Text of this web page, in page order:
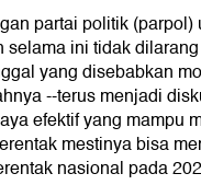
partai politik (parpol)
ini tidak
yang disebabkan
--terus menjadi
efektif yang mampu
mestinya bisa
nasional pada